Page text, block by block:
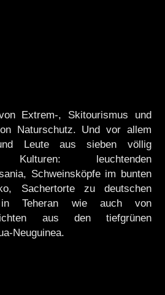
Extrem-, Skitourismus und
Naturschutz. Und vor allem
Leute aus sieben völlig
Kulturen: leuchtenden
Schweinsköpfe im bunten
Sachertorte zu deutschen
in Teheran wie auch von
aus den tiefgrünen
Neuguinea.